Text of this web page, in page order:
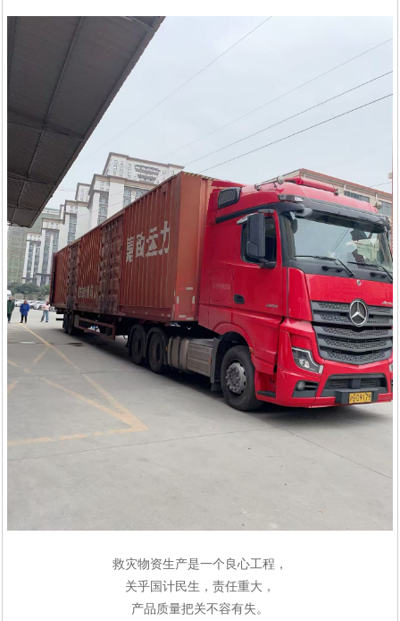
救灾物资生产是一个良心工程，
关乎国计民生，责任重大 ，
产品质量把关不容有失。